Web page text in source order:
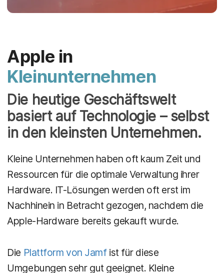
Apple in
Kleinunternehmen
Die heutige Geschäftswelt
basiert auf Technologie – selbst
in den kleinsten Unternehmen.
Kleine Unternehmen haben oft kaum Zeit und
Ressourcen für die optimale Verwaltung ihrer
Hardware. IT-Lösungen werden oft erst im
Nachhinein in Betracht gezogen, nachdem die
Apple-Hardware bereits gekauft wurde.
Die Plattform von Jamfist für diese
Umgebungen sehr gut geeignet. Kleine